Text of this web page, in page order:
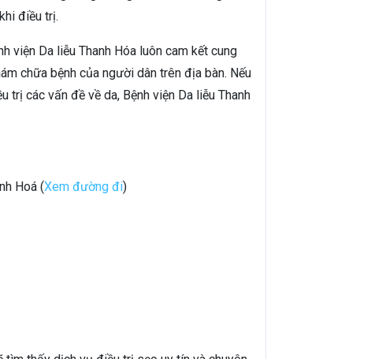
điều trị.
viện Da liễu Thanh Hóa luôn cam kết cung
chữa bệnh của người dân trên địa bàn. Nếu
các vấn đề về da, Bệnh viện Da liễu Thanh
Hoá (Xem đường đi)